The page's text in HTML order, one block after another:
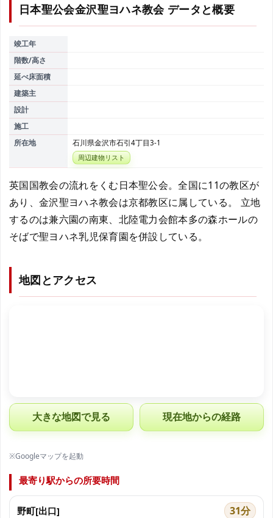
日本聖公会金沢聖ヨハネ教会 データと概要
竣工年
階数/高さ
延べ床面積
建築主
設計
施工
所在地
石川県金沢市石引4丁目3-1
周辺建物リスト
英国国教会の流れをくむ日本聖公会。全国に11の教区が
あり、金沢聖ヨハネ教会は京都教区に属している。 立地
するのは兼六園の南東、北陸電力会館本多の森ホールの
そばで聖ヨハネ乳児保育園を併設している。
地図とアクセス
大きな地図で見る 現在地からの経路
※Googleマップを起動
最寄り駅からの所要時間
野町[出口] 31分